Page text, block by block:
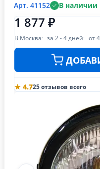
Арт. 41152 В наличии
1 877 ₽
В Москва за 2 - 4 дней от
★ 4.725 отзывов всего